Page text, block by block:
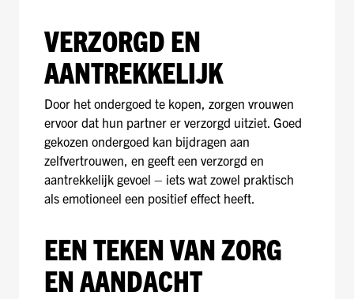
VERZORGD EN
AANTREKKELIJK
Door het ondergoed te kopen, zorgen vrouwen
ervoor dat hun partner er verzorgd uitziet. Goed
gekozen ondergoed kan bijdragen aan
zelfvertrouwen, en geeft een verzorgd en
aantrekkelijk gevoel – iets wat zowel praktisch
als emotioneel een positief effect heeft.
EEN TEKEN VAN ZORG
EN AANDACHT